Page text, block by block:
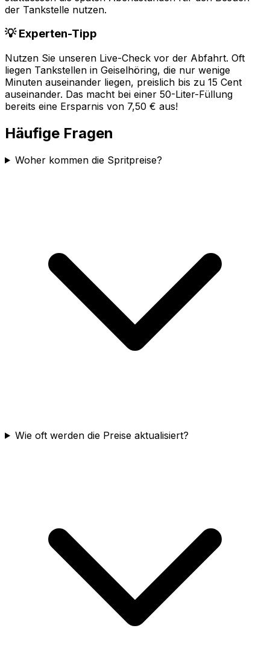
der Tankstelle nutzen.
💡 Experten-Tipp
Nutzen Sie unseren Live-Check vor der Abfahrt. Oft
liegen Tankstellen in Geiselhöring, die nur wenige
Minuten auseinander liegen, preislich bis zu 15 Cent
auseinander. Das macht bei einer 50-Liter-Füllung
bereits eine Ersparnis von 7,50 € aus!
Häufige Fragen
Woher kommen die Spritpreise?
Wie oft werden die Preise aktualisiert?